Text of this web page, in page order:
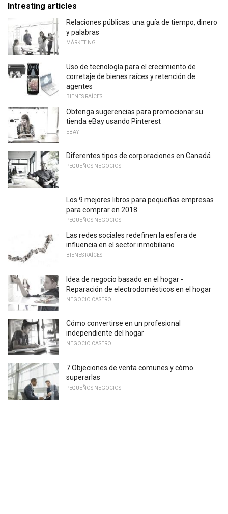
Intresting articles
Relaciones públicas: una guía de tiempo, dinero
y palabras
MÁRKETING
Uso de tecnología para el crecimiento de
corretaje de bienes raíces y retención de
agentes
BIENES RAÍCES
Obtenga sugerencias para promocionar su
tienda eBay usando Pinterest
EBAY
Diferentes tipos de corporaciones en Canadá
PEQUEÑOS NEGOCIOS
Los 9 mejores libros para pequeñas empresas
para comprar en 2018
PEQUEÑOS NEGOCIOS
Las redes sociales redefinen la esfera de
influencia en el sector inmobiliario
BIENES RAÍCES
Idea de negocio basado en el hogar -
Reparación de electrodomésticos en el hogar
NEGOCIO CASERO
Cómo convertirse en un profesional
independiente del hogar
NEGOCIO CASERO
7 Objeciones de venta comunes y cómo
superarlas
PEQUEÑOS NEGOCIOS